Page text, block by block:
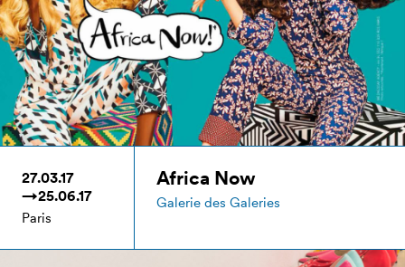
27.03.17
→25.06.17
Paris
Africa Now
Galerie des Galeries